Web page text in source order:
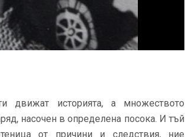
движат историята, а множеството
насочен в определена посока. И тъй
от причини и следствия, ние